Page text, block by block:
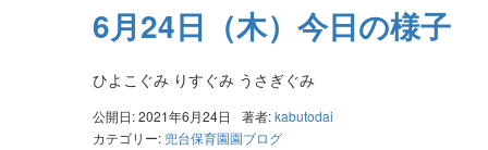
6月24日（木）今日の様子
ひよこぐみ りすぐみ うさぎぐみ
公開日: 2021年6月24日 著者:kabutodai
カテゴリー: 兜台保育園園ブログ